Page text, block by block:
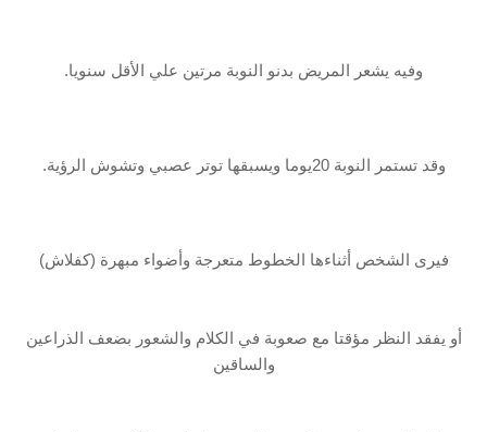
وفيه يشعر المريض بدنو النوبة مرتين علي الأقل سنويا.
وقد تستمر‏‎ ‎النوبة 20يوما ويسبقها توتر عصبي وتشوش الرؤية.
فيرى الشخص أثناءها الخطوط‏‎ ‎متعرجة ‏وأضواء مبهرة (كفلاش)
أو يفقد النظر مؤقتا مع صعوبة في الكلام‎ ‎والشعور بضعف الذراعين
‏والساقين